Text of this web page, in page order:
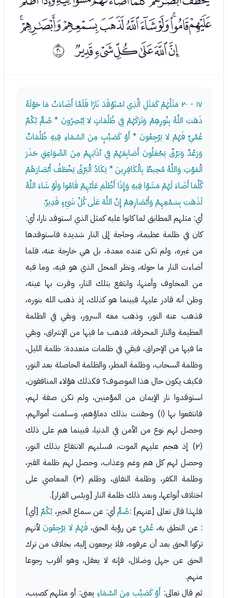
ﮋﮌﮍﮎﮏﮐﮑﮒﮓﮔ
ﮕﮖﮗﮘﮙﮚ ﰓ
١٧ - ٢٠
مَثَلُهُمْ كَمَثَلِ الَّذِي اسْتَوْقَدَ نَارًا فَلَمَّا أَضَاءَتْ مَا حَوْلَهُ
ذَهَبَ اللَّهُ بِنُورِهِمْ وَتَرَكَهُمْ فِي ظُلُمَاتٍ لا يُبْصِرُونَ * صُمٌّ بُكْمٌ
عُمْيٌ فَهُمْ لا يَرْجِعُونَ * أَوْ كَصَيِّبٍ مِنَ السَّمَاءِ فِيهِ ظُلُمَاتٌ
وَرَعْدٌ وَبَرْقٌ يَجْعَلُونَ أَصَابِعَهُمْ فِي آذَانِهِمْ مِنَ الصَّوَاعِقِ حَذَرَ
الْمَوْتِ وَاللَّهُ مُحِيطٌ بِالْكَافِرِينَ * يَكَادُ الْبَرْقُ يَخْطَفُ أَبْصَارَهُمْ
كُلَّمَا أَضَاءَ لَهُمْ مَشَوْا فِيهِ وَإِذَا أَظْلَمَ عَلَيْهِمْ قَامُوا وَلَوْ شَاءَ اللَّهُ
لَذَهَبَ بِسَمْعِهِمْ وَأَبْصَارِهِمْ إِنَّ اللَّهَ عَلَى كُلِّ شَيْءٍ قَدِيرٌ.
أي: مثلهم المطابق لما كانوا عليه كمثل الذي استوقد نارا، أي:
كان في ظلمة عظيمة، وحاجة إلى النار شديدة فاستوقدها
من غيره، ولم تكن عنده معدة، بل هي خارجة عنه، فلما
أضاءت النار ما حوله، ونظر المحل الذي هو فيه، وما فيه
من المخاوف وأمنها، وانتفع بتلك النار، وقرت بها عينه،
وظن أنه قادر عليها، فبينما هو كذلك، إذ ذهب الله بنوره،
فذهب عنه النور، وذهب معه السرور، وبقي في الظلمة
العظيمة والنار المحرقة، فذهب ما فيها من الإشراق، وبقي
ما فيها من الإحراق، فبقي في ظلمات متعددة: ظلمة الليل،
وظلمة السحاب، وظلمة المطر، والظلمة الحاصلة بعد النور،
فكيف يكون حال هذا الموصوف؟ فكذلك هؤلاء المنافقون،
استوقدوا نار الإيمان من المؤمنين، ولم تكن صفة لهم،
فانتفعوا بها (١) وحقنت بذلك دماؤهم، وسلمت أموالهم،
وحصل لهم نوع من الأمن في الدنيا، فبينما هم على ذلك
(٢) إذ هجم عليهم الموت، فسلبهم الانتفاع بذلك النور،
وحصل لهم كل هم وغم وعذاب، وحصل لهم ظلمة القبر،
وظلمة الكفر، وظلمة النفاق، وظلم (٣) المعاصي على
اختلاف أنواعها، وبعد ذلك ظلمة النار [وبئس القرار].
فلهذا قال تعالى [عنهم] :صُمٌّأي: عن سماع الخير، بُكْمٌ[أي]
: عن النطق به،عُمْيٌعن رؤية الحق، فَهُمْ لا يَرْجِعُونَلأنهم
تركوا الحق بعد أن عرفوه، فلا يرجعون إليه، بخلاف من ترك
الحق عن جهل وضلال، فإنه لا يعقل، وهو أقرب رجوعا
منهم.
ثم قال تعالى: أَوْ كَصَيِّبٍ مِنَ السَّمَاءِ يعني: أو مثلهم كصيب،